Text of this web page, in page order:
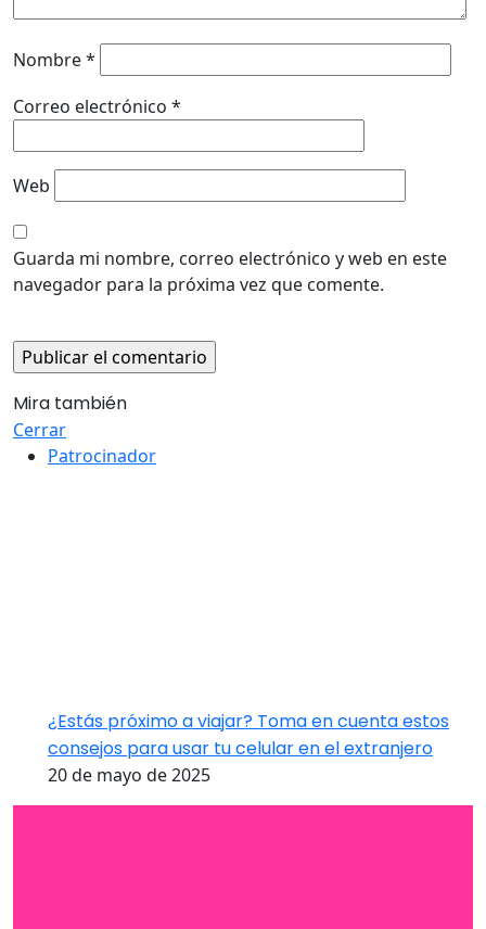
Nombre*
Correo electrónico *
Web
Guarda mi nombre, correo electrónico y web en este
navegador para la próxima vez que comente.
Mira también
Cerrar
Patrocinador
¿Estás próximo a viajar? Toma en cuenta estos
consejos para usar tu celular en el extranjero
20 de mayo de 2025